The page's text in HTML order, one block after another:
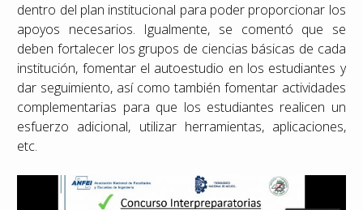
dentro del plan institucional para poder proporcionar los
apoyos necesarios. Igualmente, se comentó que se
deben fortalecer los grupos de ciencias básicas de cada
institución, fomentar el autoestudio en los estudiantes y
dar seguimiento, así como también fomentar actividades
complementarias para que los estudiantes realicen un
esfuerzo adicional, utilizar herramientas, aplicaciones,
etc.